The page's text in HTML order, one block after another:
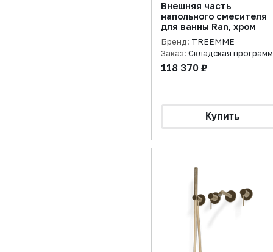
Внешняя часть
напольного смесителя
для ванны Ran, хром
Бренд: TREEMME
Заказ: Складская
118 370 ₽